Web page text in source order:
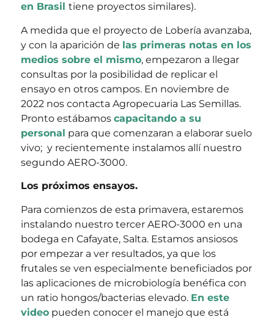
en Brasil tiene proyectos similares).
A medida que el proyecto de Lobería avanzaba,
y con la aparición de las primeras notas en los
medios sobre el mismo, empezaron a llegar
consultas por la posibilidad de replicar el
ensayo en otros campos. En noviembre de
2022 nos contacta Agropecuaria Las Semillas.
Pronto estábamos capacitando a su
personal para que comenzaran a elaborar suelo
vivo; y recientemente instalamos allí nuestro
segundo AERO-3000.
Los próximos ensayos.
Para comienzos de esta primavera, estaremos
instalando nuestro tercer AERO-3000 en una
bodega en Cafayate, Salta. Estamos ansiosos
por empezar a ver resultados, ya que los
frutales se ven especialmente beneficiados por
las aplicaciones de microbiología benéfica con
un ratio hongos/bacterias elevado. En este
video pueden conocer el manejo que está